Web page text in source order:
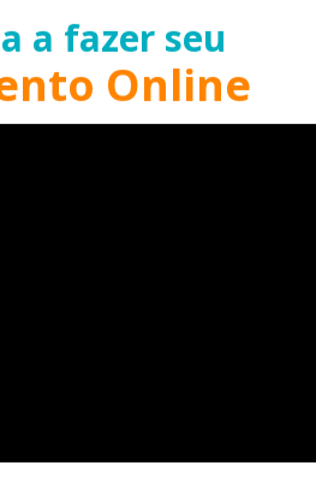
a fazer seu
Online
A quantidade mínima para
brindes com superfícies planas ou